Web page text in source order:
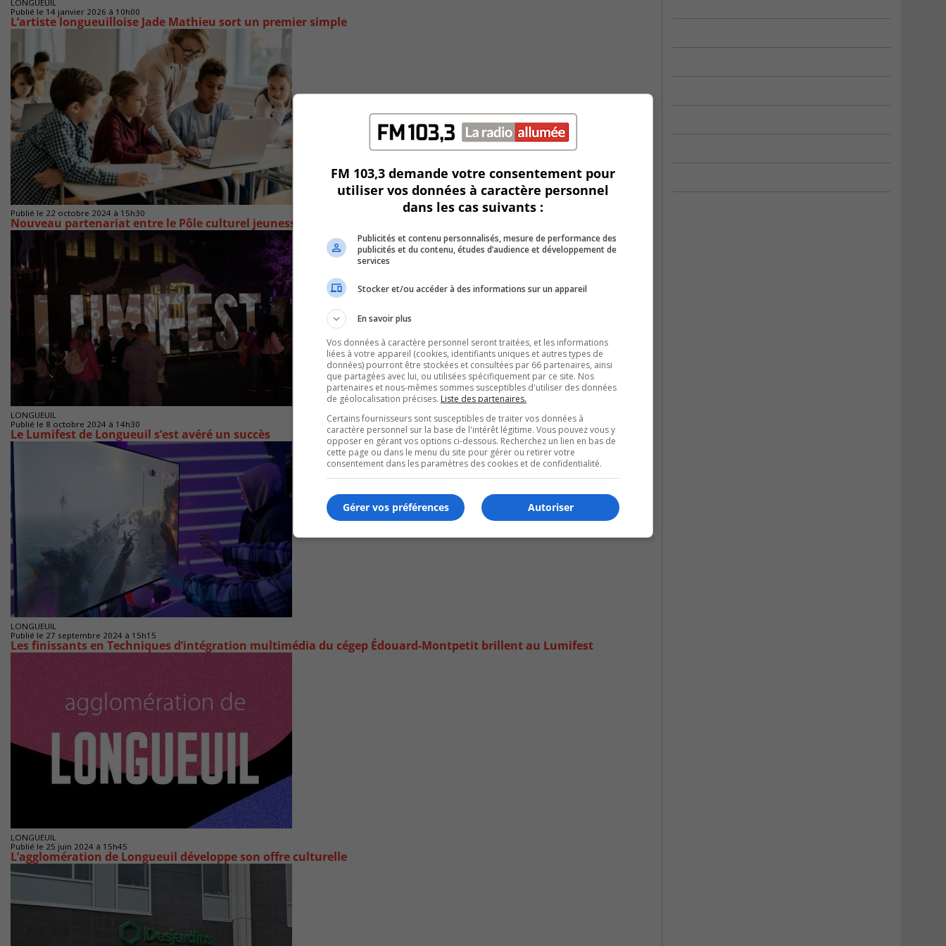
LONGUEUIL
Publié le 14 janvier 2026 à 10h00
L’artiste longueuilloise Jade Mathieu sort un premier simple
Publié le 22 octobre 2024 à 15h30
Nouveau partenariat entre le Pôle culturel jeunesse de la Montérégie et Copibec
LONGUEUIL
Publié le 8 octobre 2024 à 14h30
Le Lumifest de Longueuil s’est avéré un succès
LONGUEUIL
Publié le 27 septembre 2024 à 15h15
Les finissants en Techniques d’intégration multimédia du cégep Édouard-Montpetit brillent au Lumifest
LONGUEUIL
Publié le 25 juin 2024 à 15h45
L’agglomération de Longueuil développe son offre culturelle
FM 103,3 demande votre consentement pour
utiliser vos données à caractère personnel
dans les cas suivants :
Publicités et contenu personnalisés, mesure de performance des
publicités et du contenu, études d’audience et développement de
services
Stocker et/ou accéder à des informations sur un appareil
En savoir plus
Vos données à caractère personnel seront traitées, et les informations
liées à votre appareil (cookies, identifiants uniques et autres types de
données) pourront être stockées et consultées par 66 partenaires, ainsi
que partagées avec lui, ou utilisées spécifiquement par ce site. Nos
partenaires et nous-mêmes sommes susceptibles d'utiliser des données
de géolocalisation précises. Liste des partenaires.
Certains fournisseurs sont susceptibles de traiter vos données à
caractère personnel sur la base de l'intérêt légitime. Vous pouvez vous y
opposer en gérant vos options ci-dessous. Recherchez un lien en bas de
cette page ou dans le menu du site pour gérer ou retirer votre
consentement dans les paramètres des cookies et de confidentialité.
Autoriser
Gérer vos préférences